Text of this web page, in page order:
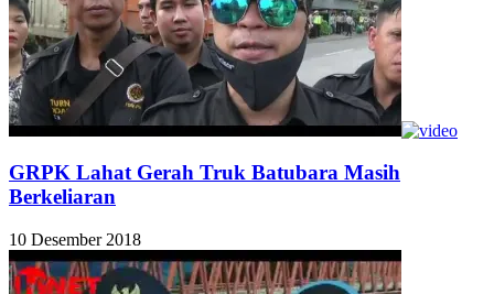
GRPK Lahat Gerah Truk Batubara Masih
Berkeliaran
10 Desember 2018